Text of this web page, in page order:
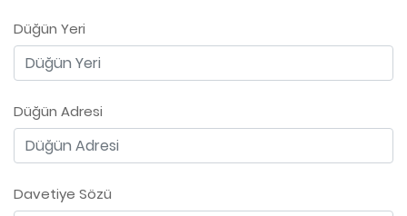
Düğün Yeri
Düğün Adresi
Davetiye Sözü